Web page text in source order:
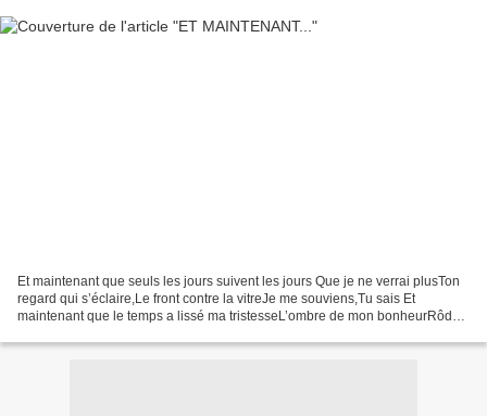
Et maintenant que seuls les jours suivent les jours Que je ne verrai plusTon
regard qui s’éclaire,Le front contre la vitreJe me souviens,Tu sais Et
maintenant que le temps a lissé ma tristesseL’ombre de mon bonheurRôde